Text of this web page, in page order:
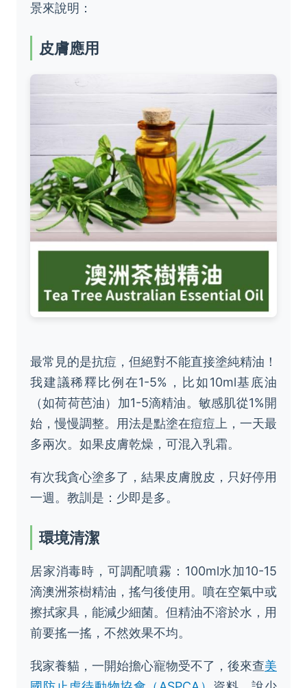
景來說明：
皮膚應用
最常見的是抗痘，但絕對不能直接塗純精油！
我建議稀釋比例在1-5%，比如10ml基底油
（如荷荷芭油）加1-5滴精油。敏感肌從1%開
始，慢慢調整。用法是點塗在痘痘上，一天最
多兩次。如果皮膚乾燥，可混入乳霜。
有次我貪心塗多了，結果皮膚脫皮，只好停用
一週。教訓是：少即是多。
環境清潔
居家消毒時，可調配噴霧：100ml水加10-15
滴澳洲茶樹精油，搖勻後使用。噴在空氣中或
擦拭家具，能減少細菌。但精油不溶於水，用
前要搖一搖，不然效果不均。
我家養貓，一開始擔心寵物受不了，後來查美